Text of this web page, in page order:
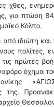
χθες,
για πτώση
Κόλπο.
ιδιώτη
πολίτες,
πρώτες
όχημα
της.